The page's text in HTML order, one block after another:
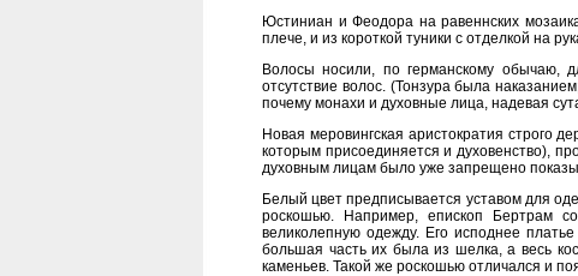
Юстиниан и Феодора на равеннских
плече, и из короткой туники с отделкой на
Волосы носили, по германскому обычаю,
отсутствие волос. (Тонзура была
почему монахи и духовные лица, надевая
Новая меровингская аристократия строго
которым присоединяется и духовенство),
духовным лицам было уже запрещено
Белый цвет предписывается уставом для
роскошью. Например, епископ Бертрам
великолепную одежду. Его исподнее
большая часть их была из шелка, а весь
каменьев. Такой же роскошью отличался и